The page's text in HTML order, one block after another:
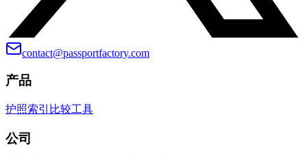
contact@passportfactory.com
产品
护照索引 比较工具
公司